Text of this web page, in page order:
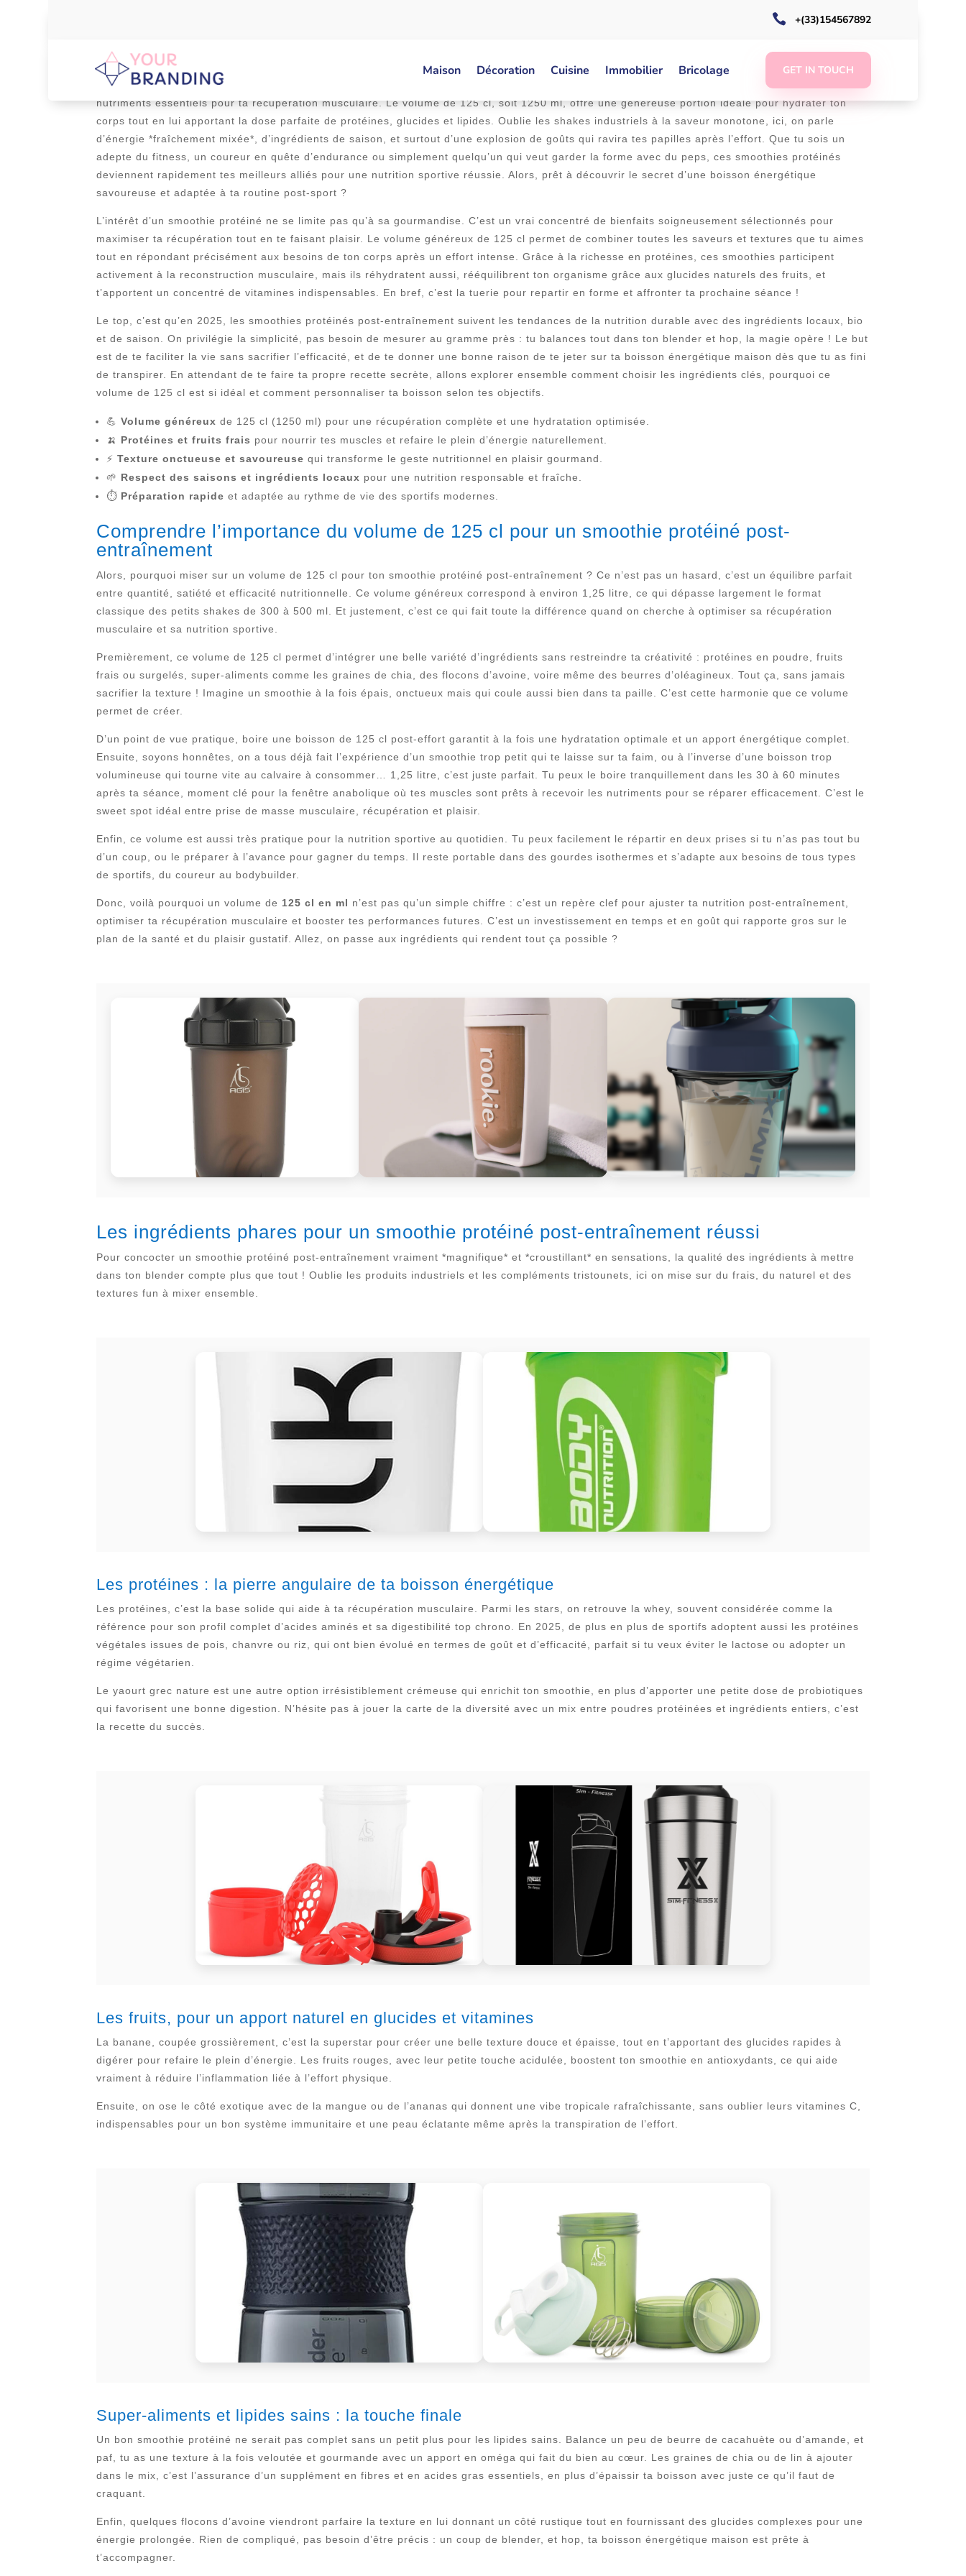
 +(33)154567892
Maison Décoration Cuisine Immobilier Bricolage GET IN TOUCH
Envie d’un coup de boost ultra-frais après ta séance de sport ? Les smoothies protéinés post-entraînement débarquent comme la solution parfaite
pour allier plaisir et efficacité ! Ces boissons onctueuses, concoctées avec amour, sont non seulement délicieuses mais aussi bourrées de
nutriments essentiels pour ta récupération musculaire. Le volume de 125 cl, soit 1250 ml, offre une généreuse portion idéale pour hydrater ton
corps tout en lui apportant la dose parfaite de protéines, glucides et lipides. Oublie les shakes industriels à la saveur monotone, ici, on parle
d’énergie *fraîchement mixée*, d’ingrédients de saison, et surtout d’une explosion de goûts qui ravira tes papilles après l’effort. Que tu sois un
adepte du fitness, un coureur en quête d’endurance ou simplement quelqu’un qui veut garder la forme avec du peps, ces smoothies protéinés
deviennent rapidement tes meilleurs alliés pour une nutrition sportive réussie. Alors, prêt à découvrir le secret d’une boisson énergétique
savoureuse et adaptée à ta routine post-sport ?
L’intérêt d’un smoothie protéiné ne se limite pas qu’à sa gourmandise. C’est un vrai concentré de bienfaits soigneusement sélectionnés pour
maximiser ta récupération tout en te faisant plaisir. Le volume généreux de 125 cl permet de combiner toutes les saveurs et textures que tu aimes
tout en répondant précisément aux besoins de ton corps après un effort intense. Grâce à la richesse en protéines, ces smoothies participent
activement à la reconstruction musculaire, mais ils réhydratent aussi, rééquilibrent ton organisme grâce aux glucides naturels des fruits, et
t’apportent un concentré de vitamines indispensables. En bref, c’est la tuerie pour repartir en forme et affronter ta prochaine séance !
Le top, c’est qu’en 2025, les smoothies protéinés post-entraînement suivent les tendances de la nutrition durable avec des ingrédients locaux, bio
et de saison. On privilégie la simplicité, pas besoin de mesurer au gramme près : tu balances tout dans ton blender et hop, la magie opère ! Le but
est de te faciliter la vie sans sacrifier l’efficacité, et de te donner une bonne raison de te jeter sur ta boisson énergétique maison dès que tu as fini
de transpirer. En attendant de te faire ta propre recette secrète, allons explorer ensemble comment choisir les ingrédients clés, pourquoi ce
volume de 125 cl est si idéal et comment personnaliser ta boisson selon tes objectifs.
💪Volume généreux de 125 cl (1250 ml) pour une récupération complète et une hydratation optimisée.
🍌 Protéines et fruits frais pour nourrir tes muscles et refaire le plein d’énergie naturellement.
⚡Texture onctueuse et savoureuse qui transforme le geste nutritionnel en plaisir gourmand.
🌱 Respect des saisons et ingrédients locaux pour une nutrition responsable et fraîche.
⏱️ Préparation rapide et adaptée au rythme de vie des sportifs modernes.
Comprendre l’importance du volume de 125 cl pour un smoothie protéiné post-
entraînement
Alors, pourquoi miser sur un volume de 125 cl pour ton smoothie protéiné post-entraînement ? Ce n’est pas un hasard, c’est un équilibre parfait
entre quantité, satiété et efficacité nutritionnelle. Ce volume généreux correspond à environ 1,25 litre, ce qui dépasse largement le format
classique des petits shakes de 300 à 500 ml. Et justement, c’est ce qui fait toute la différence quand on cherche à optimiser sa récupération
musculaire et sa nutrition sportive.
Premièrement, ce volume de 125 cl permet d’intégrer une belle variété d’ingrédients sans restreindre ta créativité : protéines en poudre, fruits
frais ou surgelés, super-aliments comme les graines de chia, des flocons d’avoine, voire même des beurres d’oléagineux. Tout ça, sans jamais
sacrifier la texture ! Imagine un smoothie à la fois épais, onctueux mais qui coule aussi bien dans ta paille. C’est cette harmonie que ce volume
permet de créer.
D’un point de vue pratique, boire une boisson de 125 cl post-effort garantit à la fois une hydratation optimale et un apport énergétique complet.
Ensuite, soyons honnêtes, on a tous déjà fait l’expérience d’un smoothie trop petit qui te laisse sur ta faim, ou à l’inverse d’une boisson trop
volumineuse qui tourne vite au calvaire à consommer… 1,25 litre, c’est juste parfait. Tu peux le boire tranquillement dans les 30 à 60 minutes
après ta séance, moment clé pour la fenêtre anabolique où tes muscles sont prêts à recevoir les nutriments pour se réparer efficacement. C’est le
sweet spot idéal entre prise de masse musculaire, récupération et plaisir.
Enfin, ce volume est aussi très pratique pour la nutrition sportive au quotidien. Tu peux facilement le répartir en deux prises si tu n’as pas tout bu
d’un coup, ou le préparer à l’avance pour gagner du temps. Il reste portable dans des gourdes isothermes et s’adapte aux besoins de tous types
de sportifs, du coureur au bodybuilder.
Donc, voilà pourquoi un volume de 125 cl en ml n’est pas qu’un simple chiffre : c’est un repère clef pour ajuster ta nutrition post-entraînement,
optimiser ta récupération musculaire et booster tes performances futures. C’est un investissement en temps et en goût qui rapporte gros sur le
plan de la santé et du plaisir gustatif. Allez, on passe aux ingrédients qui rendent tout ça possible ?
Les ingrédients phares pour un smoothie protéiné post-entraînement réussi
Pour concocter un smoothie protéiné post-entraînement vraiment *magnifique* et *croustillant* en sensations, la qualité des ingrédients à mettre
dans ton blender compte plus que tout ! Oublie les produits industriels et les compléments tristounets, ici on mise sur du frais, du naturel et des
textures fun à mixer ensemble.
Les protéines : la pierre angulaire de ta boisson énergétique
Les protéines, c’est la base solide qui aide à ta récupération musculaire. Parmi les stars, on retrouve la whey, souvent considérée comme la
référence pour son profil complet d’acides aminés et sa digestibilité top chrono. En 2025, de plus en plus de sportifs adoptent aussi les protéines
végétales issues de pois, chanvre ou riz, qui ont bien évolué en termes de goût et d’efficacité, parfait si tu veux éviter le lactose ou adopter un
régime végétarien.
Le yaourt grec nature est une autre option irrésistiblement crémeuse qui enrichit ton smoothie, en plus d’apporter une petite dose de probiotiques
qui favorisent une bonne digestion. N’hésite pas à jouer la carte de la diversité avec un mix entre poudres protéinées et ingrédients entiers, c’est
la recette du succès.
Les fruits, pour un apport naturel en glucides et vitamines
La banane, coupée grossièrement, c’est la superstar pour créer une belle texture douce et épaisse, tout en t’apportant des glucides rapides à
digérer pour refaire le plein d’énergie. Les fruits rouges, avec leur petite touche acidulée, boostent ton smoothie en antioxydants, ce qui aide
vraiment à réduire l’inflammation liée à l’effort physique.
Ensuite, on ose le côté exotique avec de la mangue ou de l’ananas qui donnent une vibe tropicale rafraîchissante, sans oublier leurs vitamines C,
indispensables pour un bon système immunitaire et une peau éclatante même après la transpiration de l’effort.
Super-aliments et lipides sains : la touche finale
Un bon smoothie protéiné ne serait pas complet sans un petit plus pour les lipides sains. Balance un peu de beurre de cacahuète ou d’amande, et
paf, tu as une texture à la fois veloutée et gourmande avec un apport en oméga qui fait du bien au cœur. Les graines de chia ou de lin à ajouter
dans le mix, c’est l’assurance d’un supplément en fibres et en acides gras essentiels, en plus d’épaissir ta boisson avec juste ce qu’il faut de
craquant.
Enfin, quelques flocons d’avoine viendront parfaire la texture en lui donnant un côté rustique tout en fournissant des glucides complexes pour une
énergie prolongée. Rien de compliqué, pas besoin d’être précis : un coup de blender, et hop, ta boisson énergétique maison est prête à
t’accompagner.